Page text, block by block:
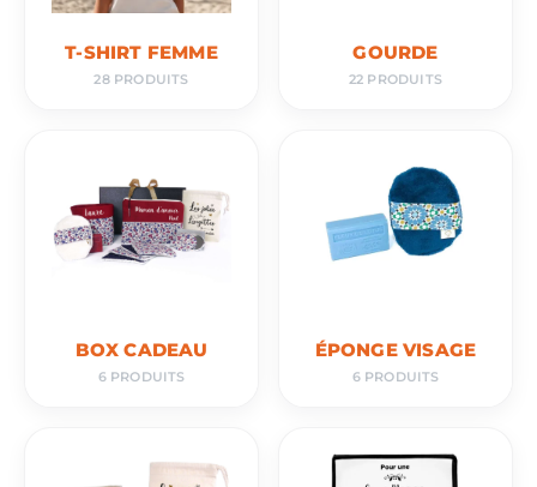
T-SHIRT FEMME
28 PRODUITS
GOURDE
22 PRODUITS
BOX CADEAU
6 PRODUITS
ÉPONGE VISAGE
6 PRODUITS